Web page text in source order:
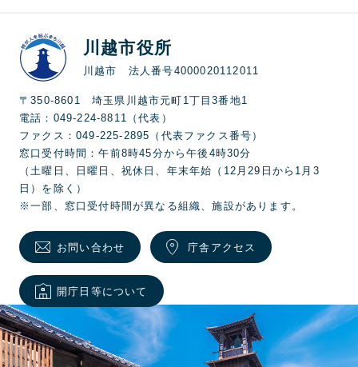
川越市役所
川越市 法人番号4000020112011
〒350-8601 埼玉県川越市元町1丁目3番地1
電話：049-224-8811（代表）
ファクス：049-225-2895（代表ファクス番号）
窓口受付時間：午前8時45分から午後4時30分
（土曜日、日曜日、祝休日、年末年始（12月29日から1月3
日）を除く）
※一部、窓口受付時間が異なる組織、施設があります。
お問い合わせ 庁舎アクセス
開庁日等について